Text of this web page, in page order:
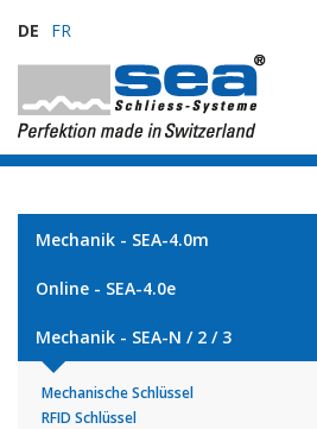
DE FR
Mechanik - SEA-4.0m
Online - SEA-4.0e
Mechanik - SEA-N / 2 / 3
Mechanische Schlüssel
RFID Schlüssel